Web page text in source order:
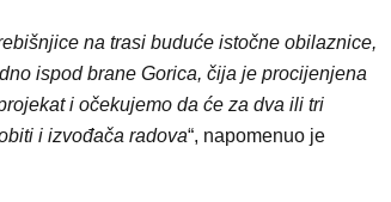
na trasi buduće istočne obilaznice,
ispod brane Gorica, čija je procijenjena
i očekujemo da će za dva ili tri
i izvođača radova“, napomenuo je